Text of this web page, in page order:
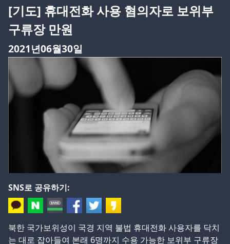
[기도] 휴대전화 사용 혐의자로 보위부
구류장 만원
2021년06월30일
SNS로 공유하기:
북한 국가보위성이 국경 지역 불법 휴대전화 사용자를 닥치
는 대로 잡아들여 본래 6명까지 수용 가능한 보위부 구류장